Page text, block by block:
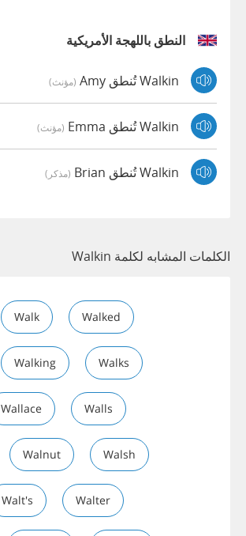
النطق باللهجة الأمريكية
Walkin تُنطق Amy (مؤنث)
Walkin تُنطق Emma (مؤنث)
Walkin تُنطق Brian (مذكر)
الكلمات المشابه لكلمة Walkin
Walk Walked
Walking Walks
Wallace Walls
Walnut Walsh
Walt's Walter